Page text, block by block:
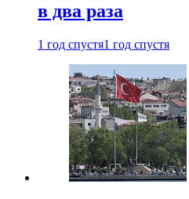
в два раза
1 год спустя1 год спустя